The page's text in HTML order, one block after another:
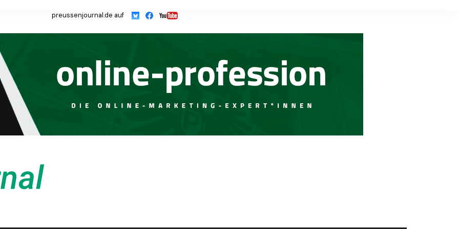
preussenjournal.de auf